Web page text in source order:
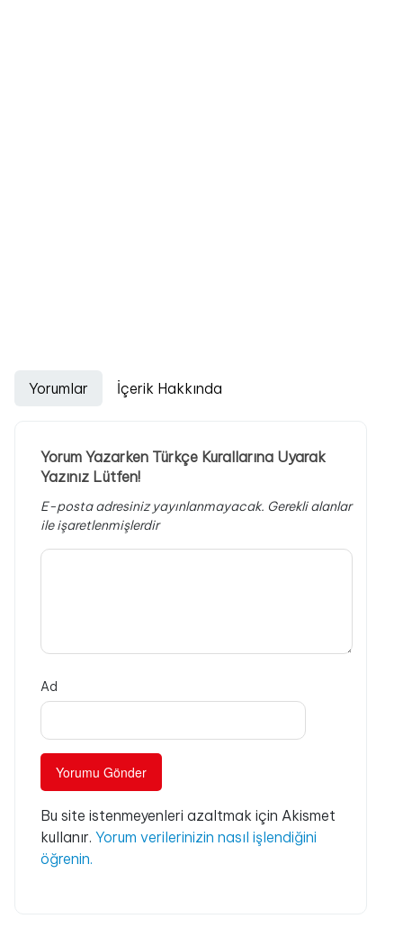
Yorumlar İçerik Hakkında
Yorum Yazarken Türkçe Kurallarına Uyarak
Yazınız Lütfen!
E-posta adresiniz yayınlanmayacak. Gerekli alanlar
ile işaretlenmişlerdir
Ad
Bu site istenmeyenleri azaltmak için Akismet
kullanır. Yorum verilerinizin nasıl işlendiğini
öğrenin.